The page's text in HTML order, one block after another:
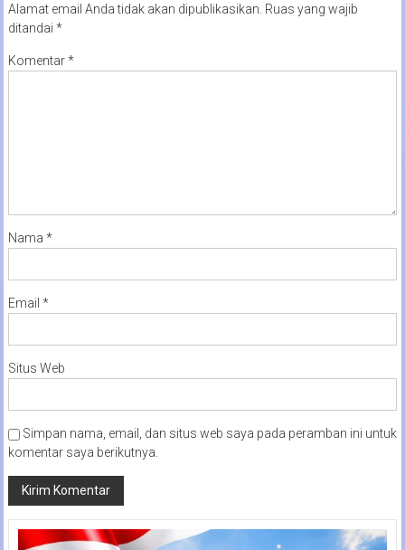
Alamat email Anda tidak akan dipublikasikan. Ruas yang wajib
ditandai *
Komentar*
Nama *
Email *
Situs Web
Simpan nama, email, dan situs web saya pada peramban ini untuk
komentar saya berikutnya.